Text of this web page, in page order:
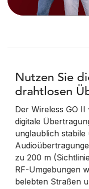
Nutzen Sie
drahtlosen
Der Wireless GO
digitale
unglaublich
zu 200 m
RF-Umgebungen
belebten Straßen